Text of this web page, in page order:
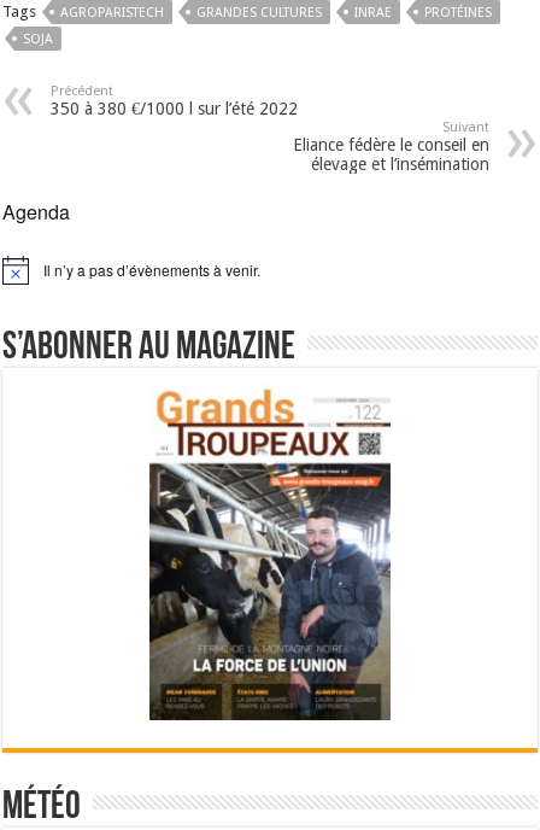
Tags AGROPARISTECH GRANDES CULTURES INRAE
PROTÉINES
SOJA
Précédent
350 à 380 €/1000 l sur l’été 2022
Suivant
Eliance fédère le conseil en
élevage et l’insémination
Agenda
Notice Il n’y a pas d’évènements à venir.
S’abonner au magazine
Météo